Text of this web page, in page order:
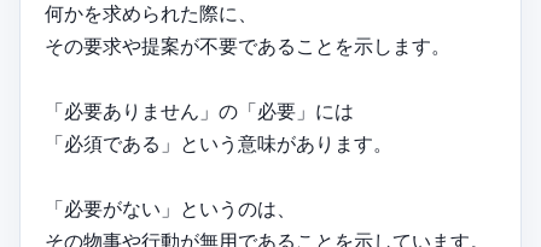
何かを求められた際に、
その要求や提案が不要であることを示します。
「必要ありません」の「必要」には
「必須である」という意味があります。
「必要がない」というのは、
その物事や行動が無用であることを示しています。